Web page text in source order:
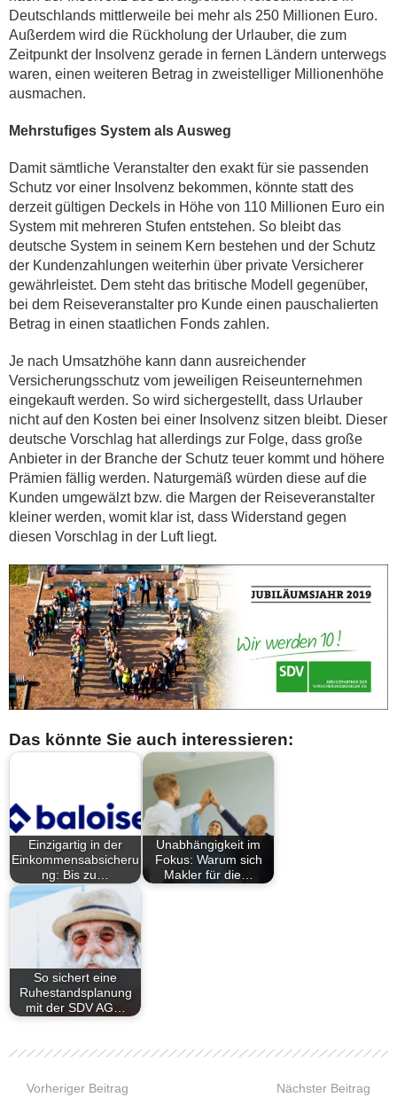
Deutschlands mittlerweile bei mehr als 250 Millionen Euro.
Außerdem wird die Rückholung der Urlauber, die zum
Zeitpunkt der Insolvenz gerade in fernen Ländern unterwegs
waren, einen weiteren Betrag in zweistelliger Millionenhöhe
ausmachen.
Mehrstufiges System als Ausweg
Damit sämtliche Veranstalter den exakt für sie passenden
Schutz vor einer Insolvenz bekommen, könnte statt des
derzeit gültigen Deckels in Höhe von 110 Millionen Euro ein
System mit mehreren Stufen entstehen. So bleibt das
deutsche System in seinem Kern bestehen und der Schutz
der Kundenzahlungen weiterhin über private Versicherer
gewährleistet. Dem steht das britische Modell gegenüber,
bei dem Reiseveranstalter pro Kunde einen pauschalierten
Betrag in einen staatlichen Fonds zahlen.
Je nach Umsatzhöhe kann dann ausreichender
Versicherungsschutz vom jeweiligen Reiseunternehmen
eingekauft werden. So wird sichergestellt, dass Urlauber
nicht auf den Kosten bei einer Insolvenz sitzen bleibt. Dieser
deutsche Vorschlag hat allerdings zur Folge, dass große
Anbieter in der Branche der Schutz teuer kommt und höhere
Prämien fällig werden. Naturgemäß würden diese auf die
Kunden umgewälzt bzw. die Margen der Reiseveranstalter
kleiner werden, womit klar ist, dass Widerstand gegen
diesen Vorschlag in der Luft liegt.
Das könnte Sie auch interessieren:
Einzigartig in der
Einkommensabsicheru
ng: Bis zu…
Unabhängigkeit im
Fokus: Warum sich
Makler für die…
So sichert eine
Ruhestandsplanung
mit der SDV AG…
Vorheriger Beitrag Nächster Beitrag